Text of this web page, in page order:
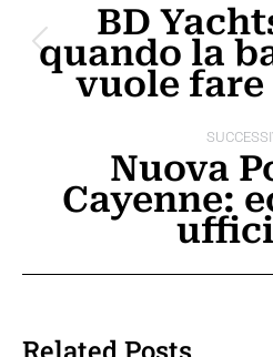
post
BD
quando la
vuole
Nuova
Cayenne: